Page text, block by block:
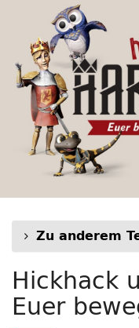
Inhalt
springen
Hickhack
um
die
Harzburg
Euer
bewegtes
Zu anderem
Hickhack
Euer